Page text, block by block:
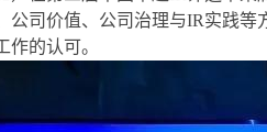
公司价值、公司治理与IR实践
的认可。